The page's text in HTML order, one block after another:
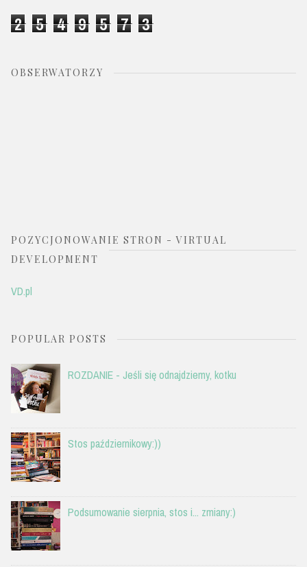
2 5 4 9 5 7 3
OBSERWATORZY
POZYCJONOWANIE STRON - VIRTUAL
DEVELOPMENT
VD.pl
POPULAR POSTS
ROZDANIE - Jeśli się odnajdziemy, kotku
Stos październikowy:))
Podsumowanie sierpnia, stos i... zmiany:)